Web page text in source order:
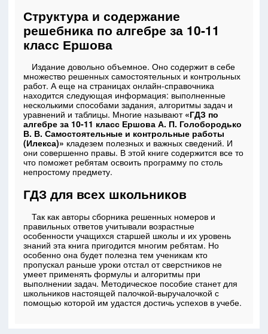
Структура и содержание
решебника по алгебре за 10-11
класс Ершова
Издание довольно объемное. Оно содержит в себе
множество решенных самостоятельных и контрольных
работ. А еще на страницах онлайн-справочника
находится следующая информация: выполненные
несколькими способами задания, алгоритмы задач и
уравнений и таблицы. Многие называют «ГДЗ по
алгебре за 10-11 класс Ершова А. П. Голобородько
В. В. Самостоятельные и контрольные работы
(Илекса)» кладезем полезных и важных сведений. И
они совершенно правы. В этой книге содержится все то
что поможет ребятам освоить программу по столь
непростому предмету.
ГДЗ для всех школьников
Так как авторы сборника решенных номеров и
правильных ответов учитывали возрастные
особенности учащихся старшей школы и их уровень
знаний эта книга пригодится многим ребятам. Но
особенно она будет полезна тем ученикам кто
пропускал раньше уроки отстал от сверстников не
умеет применять формулы и алгоритмы при
выполнении задач. Методическое пособие станет для
школьников настоящей палочкой-выручалочкой с
помощью которой им удастся достичь успехов в учебе.